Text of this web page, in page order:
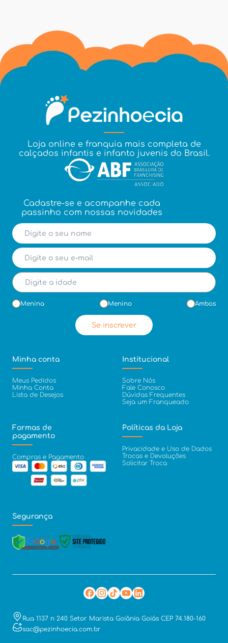
Loja online e franquia mais completa de
calçados infantis e infanto juvenis do Brasil.
Cadastre-se e acompanhe cada
passinho com nossas novidades
Menina Menino Ambos
Se inscrever
Minha conta
Meus Pedidos
Minha Conta
Lista de Desejos
Institucional
Sobre Nós
Fale Conosco
Dúvidas Frequentes
Seja um Franqueado
Formas de
pagamento
Compras e Pagamento
Políticas da Loja
Privacidade e Uso de Dados
Trocas e Devoluções
Solicitar Troca
Segurança
Rua 1137 n 240 Setor Marista Goiânia Goiás CEP 74.180-160
sac@pezinhoecia.com.br